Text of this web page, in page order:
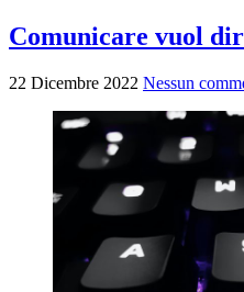
Comunicare vuol
22 Dicembre 2022 Nessun